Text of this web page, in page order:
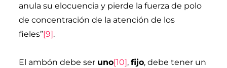
anula su elocuencia y pierde la fuerza de polo
de concentración de la atención de los
fieles”[9].
El ambón debe ser uno[10],fijo, debe tener un